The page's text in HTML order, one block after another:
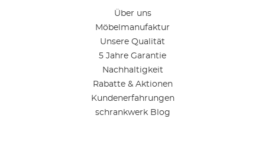
Über uns
Möbelmanufaktur
Unsere Qualität
5 Jahre Garantie
Nachhaltigkeit
Rabatte & Aktionen
Kundenerfahrungen
schrankwerk Blog